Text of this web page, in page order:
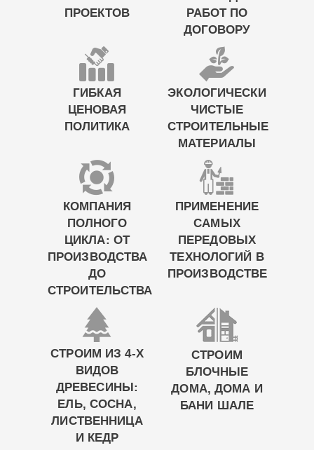
ПРОЕКТОВ
РАБОТ ПО
ДОГОВОРУ
ГИБКАЯ
ЦЕНОВАЯ
ПОЛИТИКА
ЭКОЛОГИЧЕСКИ
ЧИСТЫЕ
СТРОИТЕЛЬНЫЕ
МАТЕРИАЛЫ
КОМПАНИЯ
ПОЛНОГО
ЦИКЛА: ОТ
ПРОИЗВОДСТВА
ДО
СТРОИТЕЛЬСТВА
ПРИМЕНЕНИЕ
САМЫХ
ПЕРЕДОВЫХ
ТЕХНОЛОГИЙ В
ПРОИЗВОДСТВЕ
СТРОИМ ИЗ 4-Х
ВИДОВ
ДРЕВЕСИНЫ:
ЕЛЬ, СОСНА,
ЛИСТВЕННИЦА
И КЕДР
СТРОИМ
БЛОЧНЫЕ
ДОМА, ДОМА И
БАНИ ШАЛЕ